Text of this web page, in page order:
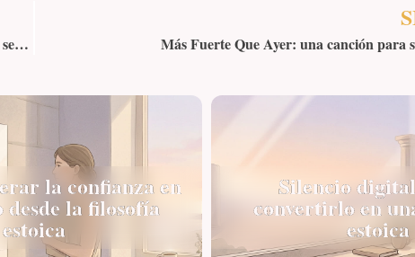
La paradoja del deseo en el estoicismo: ¿puede la ambición coexistir con la serenidad? Más Fuerte Que Ayer: una canción para
la confianza en
desde la filosofía
estoica
Silencio
convertirlo en
estoica